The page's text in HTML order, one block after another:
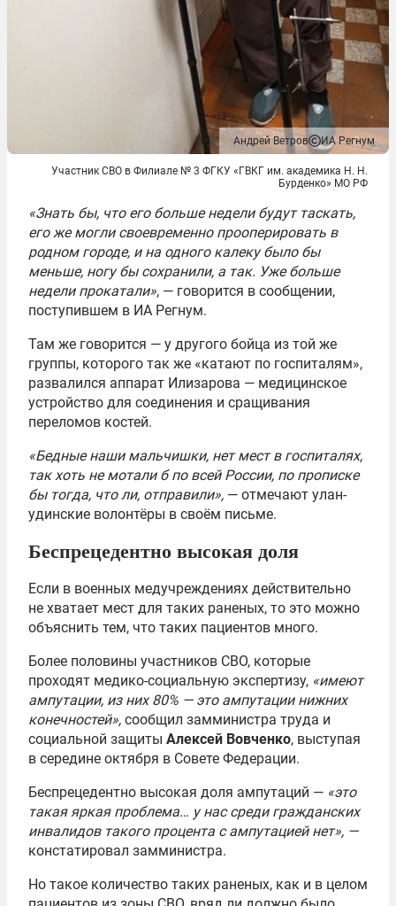
Андрей Ветров ИА Регнум
Участник СВО в Филиале № 3 ФГКУ «ГВКГ им. академика Н. Н.
Бурденко» МО РФ
«Знать бы, что его больше недели будут таскать,
его же могли своевременно прооперировать в
родном городе, и на одного калеку было бы
меньше, ногу бы сохранили, а так. Уже больше
недели прокатали», — говорится в сообщении,
поступившем в ИА Регнум.
Там же говорится — у другого бойца из той же
группы, которого так же «катают по госпиталям»,
развалился аппарат Илизарова — медицинское
устройство для соединения и сращивания
переломов костей.
«Бедные наши мальчишки, нет мест в госпиталях,
так хоть не мотали б по всей России, по прописке
бы тогда, что ли, отправили», — отмечают улан-
удинские волонтёры в своём письме.
Беспрецедентно высокая доля
Если в военных медучреждениях действительно
не хватает мест для таких раненых, то это можно
объяснить тем, что таких пациентов много.
Более половины участников СВО, которые
проходят медико-социальную экспертизу, «имеют
ампутации, из них 80% — это ампутации нижних
конечностей», сообщил замминистра труда и
социальной защиты Алексей Вовченко, выступая
в середине октября в Совете Федерации.
Беспрецедентно высокая доля ампутаций — «это
такая яркая проблема… у нас среди гражданских
инвалидов такого процента с ампутацией нет», —
констатировал замминистра.
Но такое количество таких раненых, как и в целом